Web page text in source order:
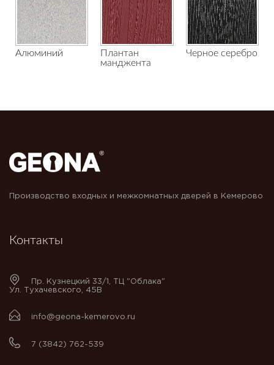
Алюминий
Плантан
манджента
Черное серебро
Производство входных и межкомнатных дверей в Кемерово
Контакты
Пр. Кузнецкий 33/1, ТЦ "Облака"
Ул. Тухачевского, 45В
info@geona-kemerovo.ru
7 (3842) 762-539